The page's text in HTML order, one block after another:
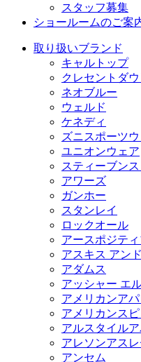
スタッフ募集
ショールームのご案
取り扱いブランド
キャルトップ
クレセントダ
ネオブルー
ウェルド
ケネディ
ズニスポーツ
ユニオンウェア
スティーブン
アワーズ
ガンホー
スタンレイ
ロックオール
アースポジテ
アスキス アン
アダムス
アッシャー エ
アメリカンア
アメリカンス
アルスタイル
アレソンアス
アンセム